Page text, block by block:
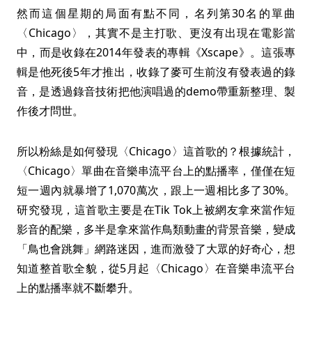
然而這個星期的局面有點不同，名列第30名的單曲
〈Chicago〉，其實不是主打歌、更沒有出現在電影當
中，而是收錄在2014年發表的專輯《Xscape》。這張專
輯是他死後5年才推出，收錄了麥可生前沒有發表過的錄
音，是透過錄音技術把他演唱過的demo帶重新整理、製
作後才問世。
所以粉絲是如何發現〈Chicago〉這首歌的？根據統計，
〈Chicago〉單曲在音樂串流平台上的點播率，僅僅在短
短一週內就暴增了1,070萬次，跟上一週相比多了30%。
研究發現，這首歌主要是在Tik Tok上被網友拿來當作短
影音的配樂，多半是拿來當作鳥類動畫的背景音樂，變成
「鳥也會跳舞」網路迷因，進而激發了大眾的好奇心，想
知道整首歌全貌，從5月起〈Chicago〉在音樂串流平台
上的點播率就不斷攀升。